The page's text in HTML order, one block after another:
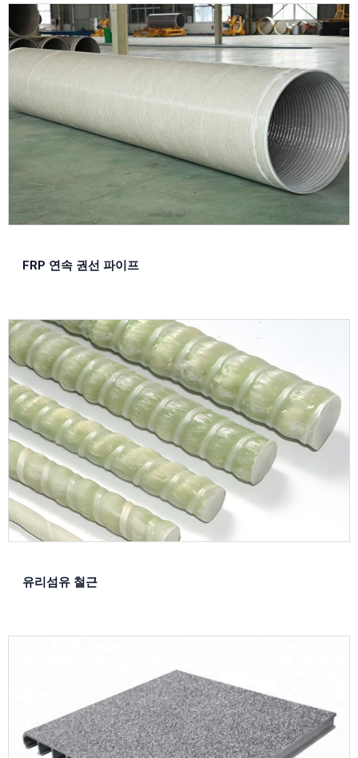
FRP 연속 권선 파이프
유리섬유 철근